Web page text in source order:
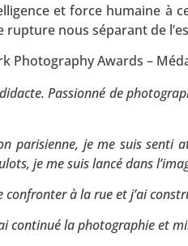
et force humaine à
rupture nous séparant de
Photography Awards –
Passionné de
parisienne, je me suis senti
je me suis lancé dans
confronter à la rue et j’ai
continué la photographie et